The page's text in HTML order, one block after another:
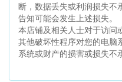
断，数据丢失或利润损失不
告知可能会发生上述损失。
本店铺及相关人士对于访问
其他破坏性程序对您的电脑
系统或财产的损害或损失不